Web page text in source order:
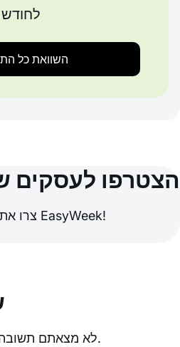
לחודש
השוואת כל
הצטרפו לעסקים
צרו את סיפור ההצלחה שלכם עם EasyWeek!
לא מצאתם תשובה? פנו לצוות הידידותי שלנו.